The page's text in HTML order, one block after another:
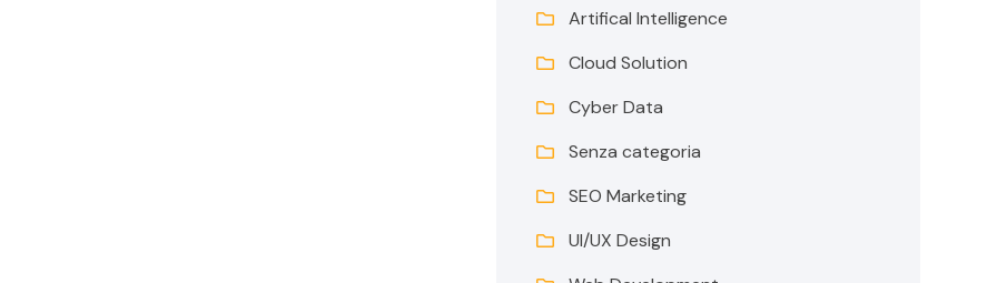
Artifical Intelligence
Cloud Solution
Cyber Data
Senza categoria
SEO Marketing
UI/UX Design